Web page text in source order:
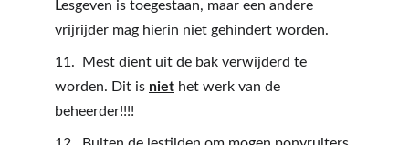
Lesgeven is toegestaan, maar een andere
vrijrijder mag hierin niet gehindert worden.
11.  Mest dient uit de bak verwijderd te
worden. Dit is niet het werk van de
beheerder!!!!